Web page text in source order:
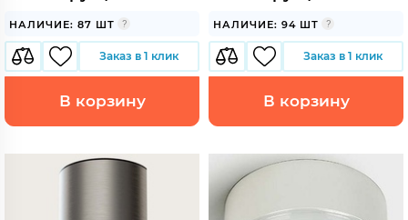
НАЛИЧИЕ: 87 ШТ
Заказ в 1 клик
В корзину
НАЛИЧИЕ: 94 ШТ
Заказ в 1 клик
В корзину